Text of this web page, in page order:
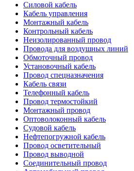
Силовой кабель
Кабель управления
Монтажный кабель
Контрольный кабель
Неизолированный провод
Провода для воздушных линий
Обмоточный провод
Установочный кабель
Провод спецназначения
Кабель связи
Телефонный кабель
Провод термостойкий
Монтажный провод
Оптоволоконный кабель
Судовой кабель
Нефтепогружной кабель
Провод осветительный
Провод выводной
Соединительный провод